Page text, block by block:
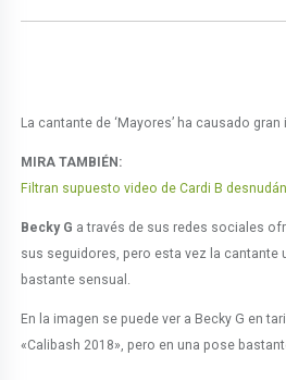
La cantante de ‘Mayores’ ha causado
MIRA TAMBIÉN:
Filtran supuesto video de Cardi B
Becky G a través de sus redes sociales
sus seguidores, pero esta vez la
bastante sensual.
En la imagen se puede ver a Becky G en
«Calibash 2018», pero en una pose